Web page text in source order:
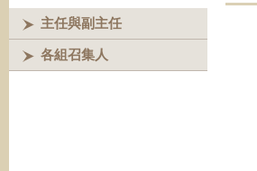
主任與副主任
各組召集人